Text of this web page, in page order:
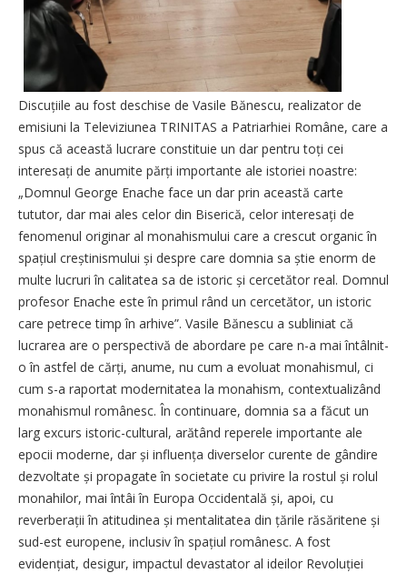
Discuțiile au fost deschise de Vasile Bănescu, realizator de
emisiuni la Televiziunea TRINITAS a Patriarhiei Române, care a
spus că această lucrare constituie un dar pentru toți cei
interesați de anumite părți importante ale istoriei noastre:
„Domnul George Enache face un dar prin această carte
tututor, dar mai ales celor din Biserică, celor interesați de
fenomenul originar al monahismului care a crescut organic în
spațiul creștinismului și despre care domnia sa știe enorm de
multe lucruri în calitatea sa de istoric și cercetător real. Domnul
profesor Enache este în primul rând un cercetător, un istoric
care petrece timp în arhive”. Vasile Bănescu a subliniat că
lucrarea are o perspectivă de abordare pe care n-a mai întâlnit-
o în astfel de cărți, anume, nu cum a evoluat monahismul, ci
cum s-a raportat modernitatea la monahism, contextualizând
monahismul românesc. În continuare, domnia sa a făcut un
larg excurs istoric-cultural, arătând reperele importante ale
epocii moderne, dar și influența diverselor curente de gândire
dezvoltate și propagate în societate cu privire la rostul și rolul
monahilor, mai întâi în Europa Occidentală și, apoi, cu
reverberații în atitudinea și mentalitatea din țările răsăritene și
sud-est europene, inclusiv în spațiul românesc. A fost
evidențiat, desigur, impactul devastator al ideilor Revoluției